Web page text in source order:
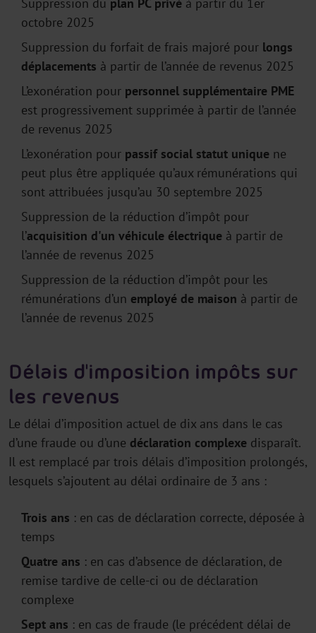
octobre 2025
Suppression du forfait de frais majoré pour longs
déplacements à partir de l’année de revenus 2025
L’exonération pour personnel supplémentaire PME
est progressivement supprimée à partir de l’année
de revenus 2025
L’exonération pour passif social statut unique ne
peut plus être appliquée qu’aux rémunérations qui
sont attribuées jusqu’au 30 septembre 2025
Suppression de la réduction d’impôt pour
l’acquisition d'un véhicule électrique à partir de
l’année de revenus 2025
Suppression de la réduction d’impôt pour les
rémunérations d’un employé de maison à partir de
l’année de revenus 2025
Délais d'imposition impôts sur
les revenus
Le délai d’imposition actuel de dix ans dans le cas
d’une fraude ou d’une déclaration complexe disparaît.
Il est remplacé par trois délais d’imposition prolongés,
lesquels s’ajoutent au délai ordinaire de 3 ans :
Trois ans : en cas de déclaration correcte, déposée à
temps
Quatre ans : en cas d’absence de déclaration, de
remise tardive de celle-ci ou de déclaration
complexe
Sept ans : en cas de fraude (le précédent délai de